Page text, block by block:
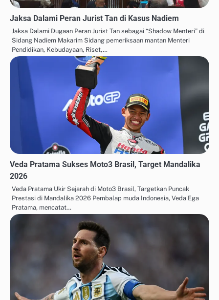
Jaksa Dalami Peran Jurist Tan di Kasus Nadiem
Jaksa Dalami Dugaan Peran Jurist Tan sebagai “Shadow Menteri” di
Sidang Nadiem Makarim Sidang pemeriksaan mantan Menteri
Pendidikan, Kebudayaan, Riset,…
Veda Pratama Sukses Moto3 Brasil, Target Mandalika
2026
Veda Pratama Ukir Sejarah di Moto3 Brasil, Targetkan Puncak
Prestasi di Mandalika 2026 Pembalap muda Indonesia, Veda Ega
Pratama, mencatat…